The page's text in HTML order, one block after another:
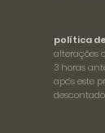
política
alterações
3 horas
após este